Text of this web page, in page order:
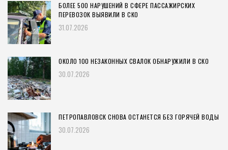
БОЛЕЕ 500 НАРУШЕНИЙ В СФЕРЕ ПАССАЖИРСКИХ
ПЕРЕВОЗОК ВЫЯВИЛИ В СКО
31.07.2026
ОКОЛО 100 НЕЗАКОННЫХ СВАЛОК ОБНАРУЖИЛИ В СКО
30.07.2026
ПЕТРОПАВЛОВСК СНОВА ОСТАНЕТСЯ БЕЗ ГОРЯЧЕЙ ВОДЫ
30.07.2026